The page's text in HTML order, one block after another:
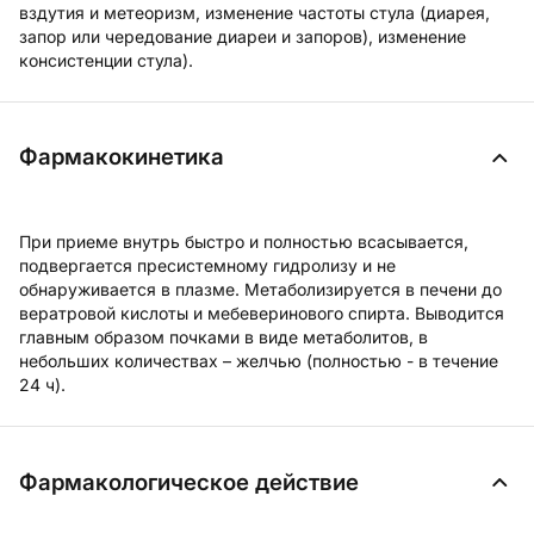
вздутия и метеоризм, изменение частоты стула (диарея,
запор или чередование диареи и запоров), изменение
консистенции стула).
Фармакокинетика
При приеме внутрь быстро и полностью всасывается,
подвергается пресистемному гидролизу и не
обнаруживается в плазме. Метаболизируется в печени до
вератровой кислоты и мебеверинового спирта. Выводится
главным образом почками в виде метаболитов, в
небольших количествах – желчью (полностью - в течение
24 ч).
Фармакологическое действие